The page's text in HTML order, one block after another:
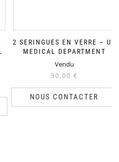
2 SERINGUES EN VERRE – US
MEDICAL DEPARTMENT
Vendu
50,00 €
NOUS CONTACTER